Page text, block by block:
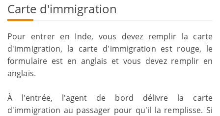
Carte d'immigration
Pour entrer en Inde, vous devez remplir la carte
d'immigration, la carte d'immigration est rouge, le
formulaire est en anglais et vous devez remplir en
anglais.
À l'entrée, l'agent de bord délivre la carte
d'immigration au passager pour qu'il la remplisse. Si